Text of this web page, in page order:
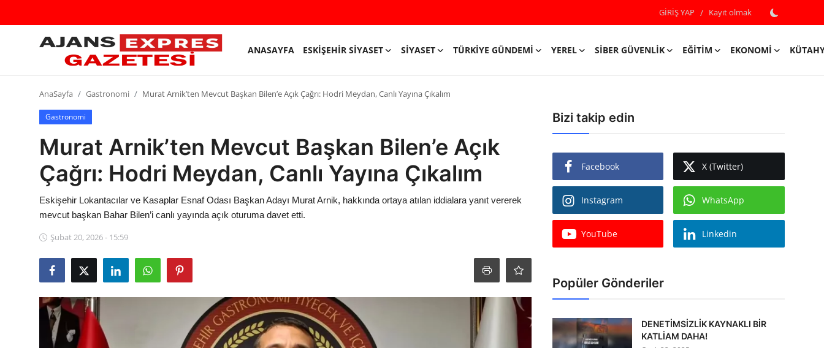
GİRİŞ YAP / Kayıt olmak
ANASAYFA ESKIŞEHIR SIYASET SIYASET TÜRKIYE GÜNDEMI YEREL SIBER GÜVENLIK EĞITIM EKONOMI
GİRİŞ
Kayıt
AnaSayfa
Eskişehir Siyaset
Siyaset
Türkiye Gündemi
Ekonomi
AnaSayfa Gastronomi Murat Arnik’ten Mevcut Başkan Bilen’e Açık Çağrı: Hodri Meydan, Canlı Yayına Çıkalım
Gastronomi
Murat Arnik’ten Mevcut Başkan Bilen’e Açık
Çağrı: Hodri Meydan, Canlı Yayına Çıkalım
Eskişehir Lokantacılar ve Kasaplar Esnaf Odası Başkan Adayı Murat Arnik, hakkında ortaya atılan iddialara yanıt vererek
mevcut başkan Bahar Bilen’i canlı yayında açık oturuma davet etti.
Şubat 20, 2026 - 15:59
Bizi takip edin
Facebook X (Twitter)
Instagram WhatsApp
YouTube Linkedin
Popüler Gönderiler
DENETİMSİZLİK KAYNAKLI BİR
KATLİAM DAHA!